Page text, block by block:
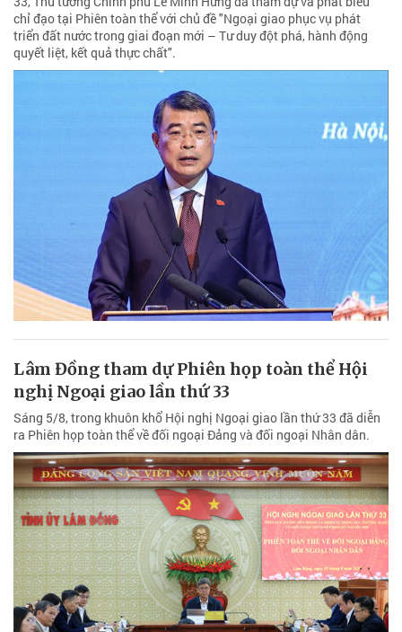
chỉ đạo tại Phiên toàn thể với chủ đề "Ngoại giao phục vụ phát
triển đất nước trong giai đoạn mới – Tư duy đột phá, hành động
quyết liệt, kết quả thực chất".
Lâm Đồng tham dự Phiên họp toàn thể Hội
nghị Ngoại giao lần thứ 33
Sáng 5/8, trong khuôn khổ Hội nghị Ngoại giao lần thứ 33 đã diễn
ra Phiên họp toàn thể về đối ngoại Đảng và đối ngoại Nhân dân.